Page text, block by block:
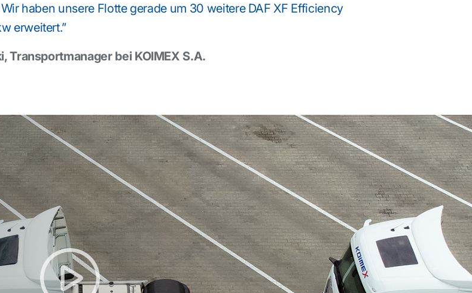
haben unsere Flotte gerade um 30 weitere DAF XF Efficiency
erweitert.”
Transportmanager bei KOIMEX S.A.